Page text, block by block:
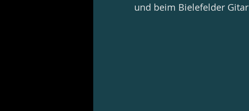
und beim Bielefelder